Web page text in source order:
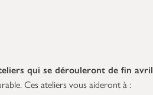
qui se dérouleront de fin avril
Ces ateliers vous aideront à :